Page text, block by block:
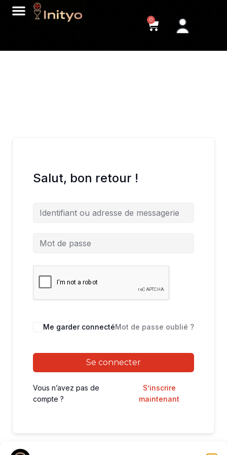
0
Salut, bon retour !
Me garder connectéMot de passe oublié ?
Se connecter
Vous n’avez pas de
compte ?
S’inscrire
maintenant